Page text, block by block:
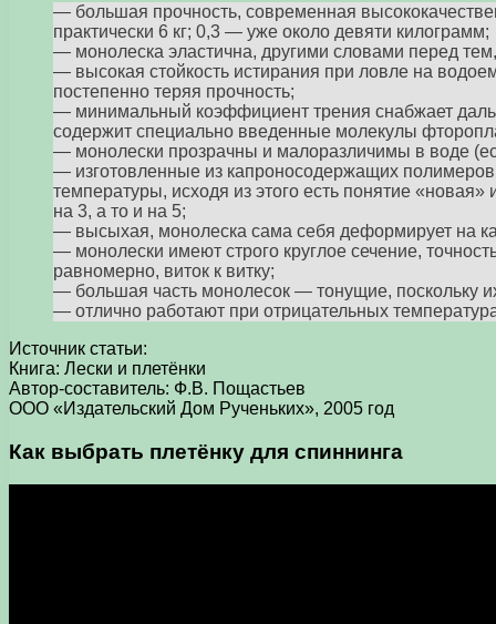
— большая прочность, современная
практически 6 кг; 0,3 — уже около девяти килограмм;
— монолеска эластична, другими словами перед
— высокая стойкость истирания при ловле на
постепенно теряя прочность;
— минимальный коэффициент трения снабжает
содержит специально введенные молекулы
— монолески прозрачны и малоразличимы в воде
— изготовленные из капроносодержащих
температуры, исходя из этого есть понятие
на 3, а то и на 5;
— высыхая, монолеска сама себя деформирует на
— монолески имеют строго круглое сечение,
равномерно, виток к витку;
— большая часть монолесок — тонущие, поскольку
— отлично работают при отрицательных
Источник статьи:
Книга: Лески и плетёнки
Автор-составитель: Ф.В. Пощастьев
ООО «Издательский Дом Рученьких», 2005 год
Как выбрать плетёнку для спиннинга